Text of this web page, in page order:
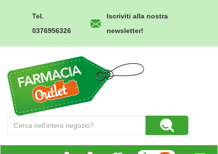
Tel.
0376956326
Iscriviti alla nostra
newsletter!
Outlet
Prodotto
Cerca Prodotto